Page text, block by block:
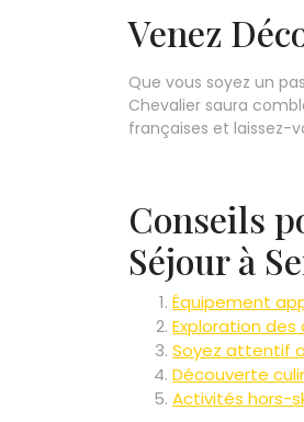
Venez
Que vous soyez un
Chevalier saura
françaises et laissez-
Conseils
Séjour à
Équipement
Exploration des
Soyez attentif
Découverte
Activités hors-